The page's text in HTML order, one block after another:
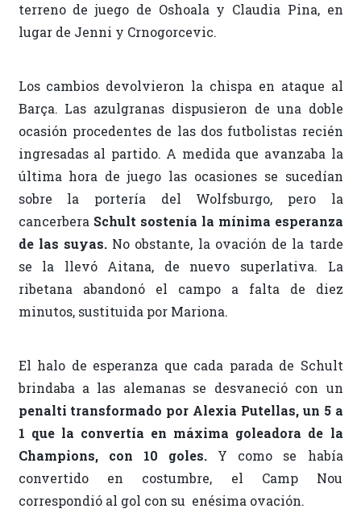
terreno de juego de Oshoala y Claudia Pina, en
lugar de Jenni y Crnogorcevic.
Los cambios devolvieron la chispa en ataque al
Barça. Las azulgranas dispusieron de una doble
ocasión procedentes de las dos futbolistas recién
ingresadas al partido. A medida que avanzaba la
última hora de juego las ocasiones se sucedían
sobre la portería del Wolfsburgo, pero la
cancerbera Schult sostenía la mínima esperanza
de las suyas.No obstante, la ovación de la tarde
se la llevó Aitana, de nuevo superlativa. La
ribetana abandonó el campo a falta de diez
minutos, sustituida por Mariona.
El halo de esperanza que cada parada de Schult
brindaba a las alemanas se desvaneció con un
penalti transformado por Alexia Putellas, un 5 a
1 que la convertía en máxima goleadora de la
Champions, con 10 goles.Y como se había
convertido en costumbre, el Camp Nou
correspondió al gol con su enésima ovación.